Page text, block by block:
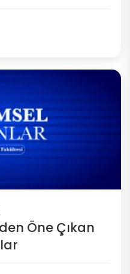
Öne Çıkan